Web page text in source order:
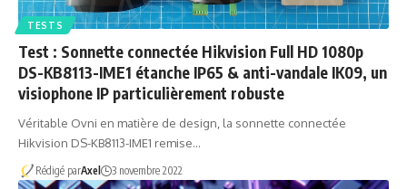
TESTS
Test : Sonnette connectée Hikvision Full HD 1080p
DS-KB8113-IME1 étanche IP65 & anti-vandale IK09, un
visiophone IP particulièrement robuste
Véritable Ovni en matière de design, la sonnette connectée
Hikvision DS-KB8113-IME1 remise…
Rédigé parAxel 3 novembre 2022